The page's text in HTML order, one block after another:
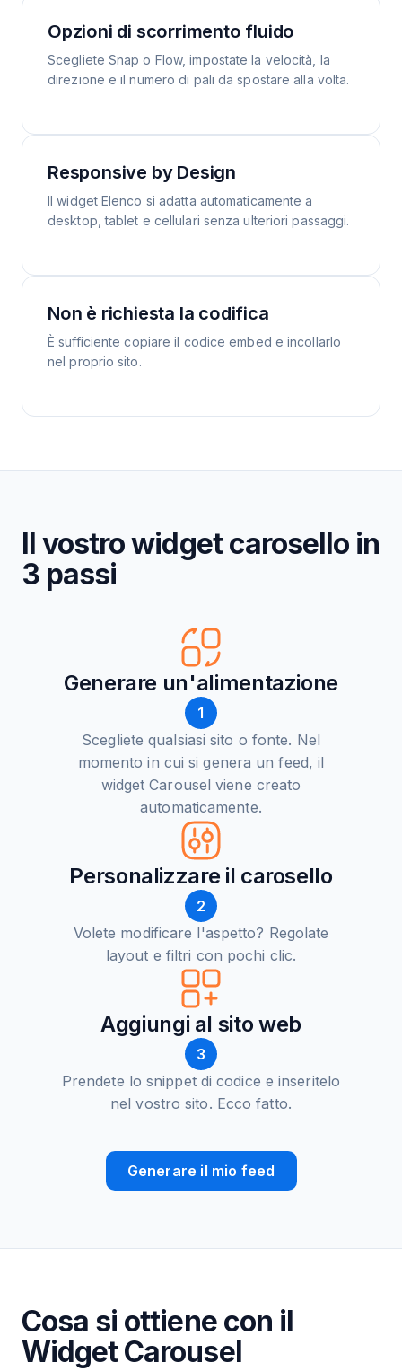
Opzioni di scorrimento fluido
Scegliete Snap o Flow, impostate la velocità, la
direzione e il numero di pali da spostare alla volta.
Responsive by Design
Il widget Elenco si adatta automaticamente a
desktop, tablet e cellulari senza ulteriori passaggi.
Non è richiesta la codifica
È sufficiente copiare il codice embed e incollarlo
nel proprio sito.
Il vostro widget carosello in
3 passi
Generare un'alimentazione
1
Scegliete qualsiasi sito o fonte. Nel
momento in cui si genera un feed, il
widget Carousel viene creato
automaticamente.
Personalizzare il carosello
2
Volete modificare l'aspetto? Regolate
layout e filtri con pochi clic.
Aggiungi al sito web
3
Prendete lo snippet di codice e inseritelo
nel vostro sito. Ecco fatto.
Generare il mio feed
Cosa si ottiene con il
Widget Carousel